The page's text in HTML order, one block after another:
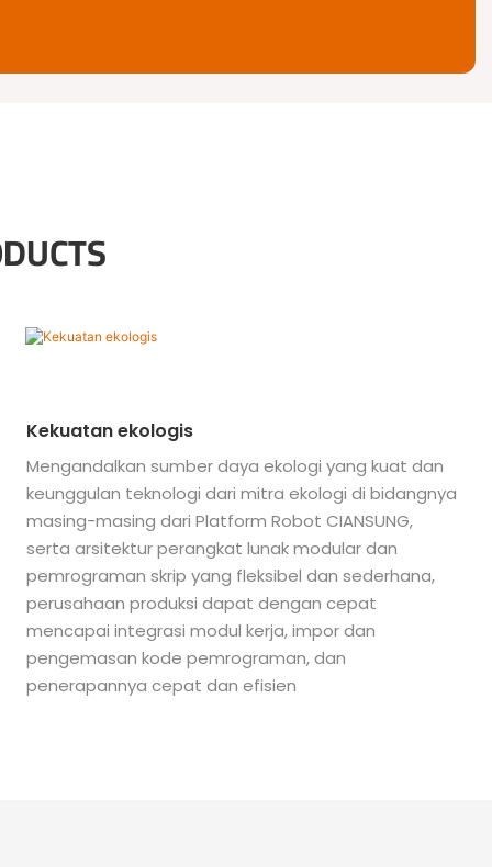
Kekuatan ekologis
Mengandalkan sumber daya ekologi yang kuat dan
keunggulan teknologi dari mitra ekologi di bidangnya
masing-masing dari Platform Robot CIANSUNG,
serta arsitektur perangkat lunak modular dan
pemrograman skrip yang fleksibel dan sederhana,
perusahaan produksi dapat dengan cepat
mencapai integrasi modul kerja, impor dan
pengemasan kode pemrograman, dan
penerapannya cepat dan efisien